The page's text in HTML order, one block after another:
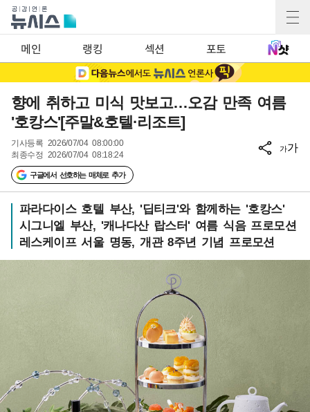
메인 랭킹 섹션 포토
향에 취하고 미식 맛보고…오감 만족 여름
'호캉스'[주말&호텔·리조트]
기사등록 2026/07/04 08:00:00
최종수정 2026/07/04 08:18:24
구글에서 선호하는 매체로 추가
가가
파라다이스 호텔 부산, '딥티크'와 함께하는 '호캉스'
시그니엘 부산, '캐나다산 랍스터' 여름 식음 프로모션
레스케이프 서울 명동, 개관 8주년 기념 프로모션